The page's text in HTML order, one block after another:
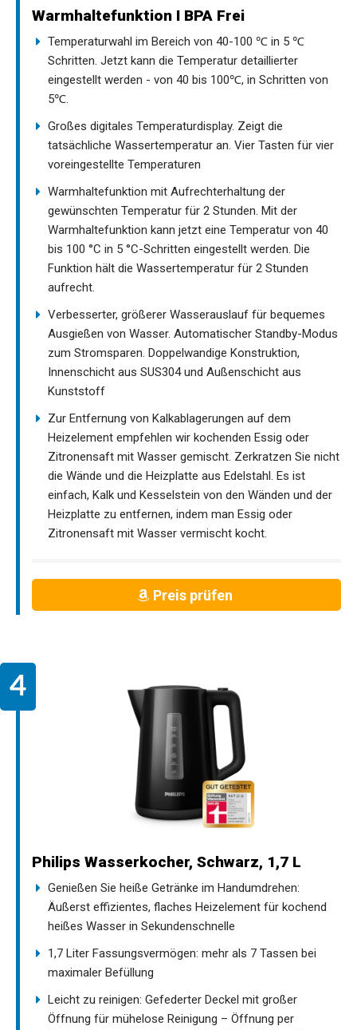
Warmhaltefunktion I BPA Frei
Temperaturwahl im Bereich von 40-100 ℃ in 5 ℃
Schritten. Jetzt kann die Temperatur detaillierter
eingestellt werden - von 40 bis 100℃, in Schritten von
5℃.
Großes digitales Temperaturdisplay. Zeigt die
tatsächliche Wassertemperatur an. Vier Tasten für vier
voreingestellte Temperaturen
Warmhaltefunktion mit Aufrechterhaltung der
gewünschten Temperatur für 2 Stunden. Mit der
Warmhaltefunktion kann jetzt eine Temperatur von 40
bis 100 °C in 5 °C-Schritten eingestellt werden. Die
Funktion hält die Wassertemperatur für 2 Stunden
aufrecht.
Verbesserter, größerer Wasserauslauf für bequemes
Ausgießen von Wasser. Automatischer Standby-Modus
zum Stromsparen. Doppelwandige Konstruktion,
Innenschicht aus SUS304 und Außenschicht aus
Kunststoff
Zur Entfernung von Kalkablagerungen auf dem
Heizelement empfehlen wir kochenden Essig oder
Zitronensaft mit Wasser gemischt. Zerkratzen Sie nicht
die Wände und die Heizplatte aus Edelstahl. Es ist
einfach, Kalk und Kesselstein von den Wänden und der
Heizplatte zu entfernen, indem man Essig oder
Zitronensaft mit Wasser vermischt kocht.
Preis prüfen
Philips Wasserkocher, Schwarz, 1,7 L
Genießen Sie heiße Getränke im Handumdrehen:
Äußerst effizientes, flaches Heizelement für kochend
heißes Wasser in Sekundenschnelle
1,7 Liter Fassungsvermögen: mehr als 7 Tassen bei
maximaler Befüllung
Leicht zu reinigen: Gefederter Deckel mit großer
Öffnung für mühelose Reinigung – Öffnung per